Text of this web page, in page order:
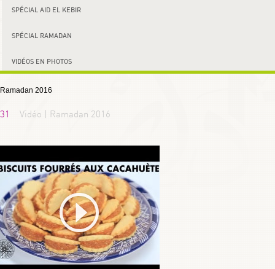
SPÉCIAL AID EL KEBIR
SPÉCIAL RAMADAN
VIDÉOS EN PHOTOS
Ramadan 2016
31 Vidéo | Ramadan 2016